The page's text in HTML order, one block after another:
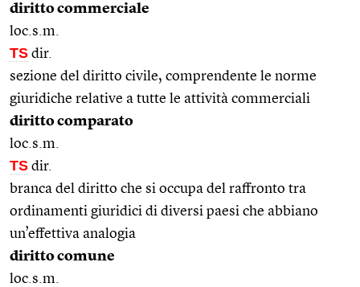
diritto commerciale
loc.s.m.
TS dir.
sezione del diritto civile, comprendente le norme
giuridiche relative a tutte le attività commerciali
diritto comparato
loc.s.m.
TS dir.
branca del diritto che si occupa del raffronto tra
ordinamenti giuridici di diversi paesi che abbiano
un’effettiva analogia
diritto comune
loc.s.m.